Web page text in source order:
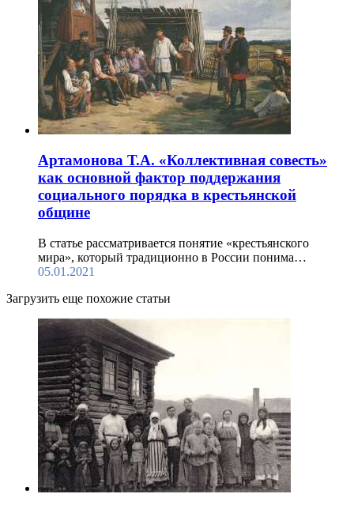
Артамонова Т.А. «Коллективная совесть»
как основной фактор поддержания
социального порядка в крестьянской
общине
В статье рассматривается понятие «крестьянского
мира», который традиционно в России понима…
05.01.2021
Загрузить еще похожие статьи